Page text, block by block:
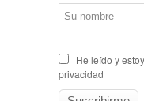
He leído y
privacidad